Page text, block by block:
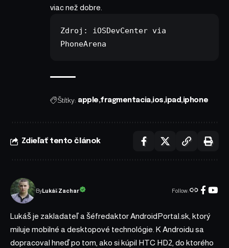
viac než dobre.
Zdroj: iOSDevCenter
PhoneArena
Štítky: apple fragmentacia ios ipad iphone
Zdieľať tento článok
ByLukáš Zachar Follow:
Lukáš je zakladateľ a šéfredaktor AndroidPortal.sk, ktorý
miluje mobilné a desktopové technológie. K Androidu sa
dopracoval hneď po tom, ako si kúpil HTC HD2, do ktorého